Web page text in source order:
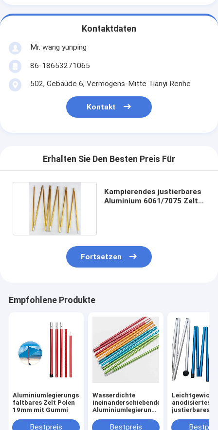
Kontaktdaten
Mr. wang yunping
86-18653271065
502, Gebäude 6, Vermögens-Mitte Tianyi Renhe
Kontakt
Erhalten Sie Den Besten Preis Für
Kampierendes justierbares
Aluminium 6061/7075 Zelt-
Fortsetzen
Empfohlene Produkte
Aluminiumlegierungs-
faltbares Zelt Polen
19mm mit Gummi
Bestpreis
Wasserdichte
ineinanderschiebende
Aluminiumlegierung
Polen mitBestpreis
anodisiertes
justierbares